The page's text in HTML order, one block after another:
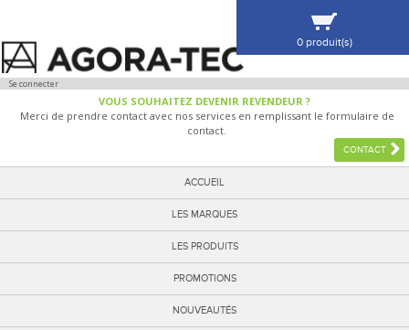
Se connecter
VOUS SOUHAITEZ DEVENIR REVENDEUR ?
Merci de prendre contact avec nos services en remplissant le formulaire de
contact.
CONTACT
ACCUEIL
LES MARQUES
LES PRODUITS
PROMOTIONS
NOUVEAUTÉS
0 produit(s)
VOIR MA SÉLECTION